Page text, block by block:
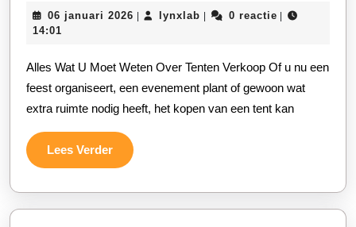
Tenten
Tips
Voor
Het
De
Perfecte
06 januari 2026 06
lynxlab lynxlab0 reactie
14:01
Alles Wat U Moet Weten Over Tenten Verkoop Of u nu een
feest organiseert, een evenement plant of gewoon wat
extra ruimte nodig heeft, het kopen van een tent kan
Lees VerderLees
Verder